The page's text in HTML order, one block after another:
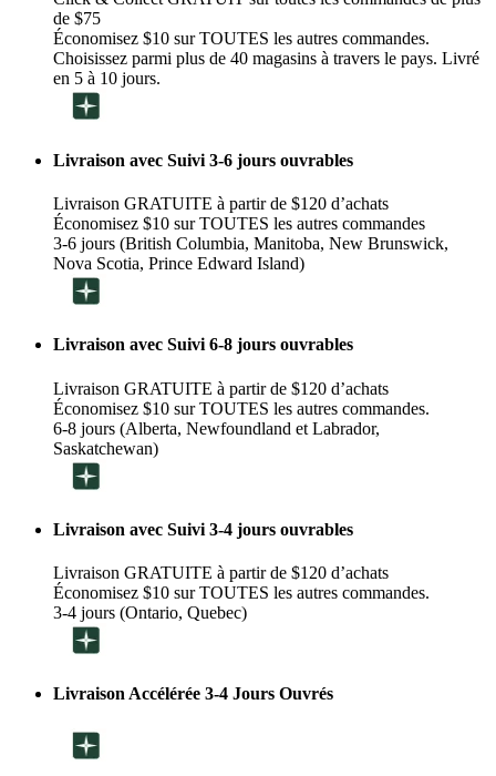
de $75
Économisez $10 sur TOUTES les autres commandes.
Choisissez parmi plus de 40 magasins à travers le pays. Livré
en 5 à 10 jours.
Livraison avec Suivi 3-6 jours ouvrables
Livraison GRATUITE à partir de $120 d’achats
Économisez $10 sur TOUTES les autres commandes
3-6 jours (British Columbia, Manitoba, New Brunswick,
Nova Scotia, Prince Edward Island)
Livraison avec Suivi 6-8 jours ouvrables
Livraison GRATUITE à partir de $120 d’achats
Économisez $10 sur TOUTES les autres commandes.
6-8 jours (Alberta, Newfoundland et Labrador,
Saskatchewan)
Livraison avec Suivi 3-4 jours ouvrables
Livraison GRATUITE à partir de $120 d’achats
Économisez $10 sur TOUTES les autres commandes.
3-4 jours (Ontario, Quebec)
Livraison Accélérée 3-4 Jours Ouvrés